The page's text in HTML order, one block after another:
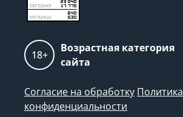
18+
Возрастная категория
сайта
Согласие на обработку Политика
конфиденциальности